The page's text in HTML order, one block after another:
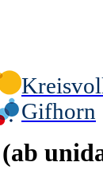
Gifhorn